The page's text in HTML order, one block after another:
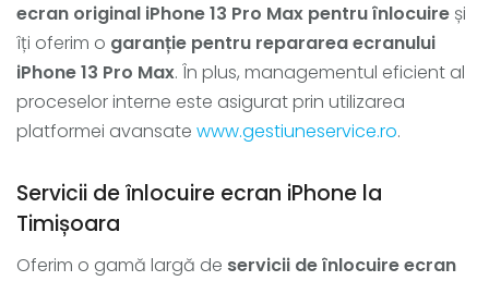
ecran original iPhone 13 Pro Max pentru înlocuire și
îți oferim o garanție pentru repararea ecranului
iPhone 13 Pro Max. În plus, managementul eficient al
proceselor interne este asigurat prin utilizarea
platformei avansate www.gestiuneservice.ro.
Servicii de înlocuire ecran iPhone la
Timișoara
Oferim o gamă largă de servicii de înlocuire ecran